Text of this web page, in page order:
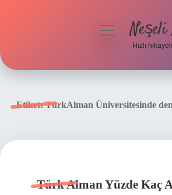
menüyü
Hızlı
Etiket:TürkAlman Üniversitesinde
Türk Alman Yüzde Kaç